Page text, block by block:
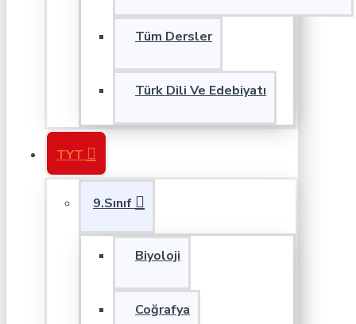
Tüm Dersler
Türk Dili Ve Edebiyatı
TYT
9.Sınıf
Biyoloji
Coğrafya